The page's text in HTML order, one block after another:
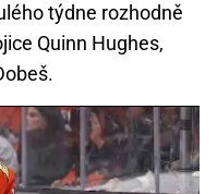
týdne rozhodně
Quinn Hughes,